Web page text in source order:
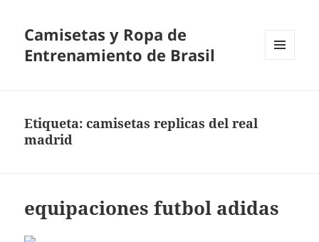
Camisetas y Ropa de
Entrenamiento de Brasil
Etiqueta:camisetas replicas del real
madrid
equipaciones futbol adidas